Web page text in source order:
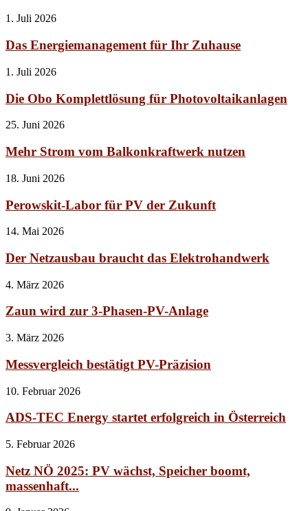
1. Juli 2026
Das Energiemanagement für Ihr Zuhause
1. Juli 2026
Die Obo Komplettlösung für Photovoltaikanlagen
25. Juni 2026
Mehr Strom vom Balkonkraftwerk nutzen
18. Juni 2026
Perowskit-Labor für PV der Zukunft
14. Mai 2026
Der Netzausbau braucht das Elektrohandwerk
4. März 2026
Zaun wird zur 3-Phasen-PV-Anlage
3. März 2026
Messvergleich bestätigt PV-Präzision
10. Februar 2026
ADS-TEC Energy startet erfolgreich in Österreich
5. Februar 2026
Netz NÖ 2025: PV wächst, Speicher boomt,
massenhaft...